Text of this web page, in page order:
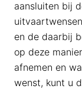
aansluiten bij
en de daarbij
op deze
afnemen en
wenst, kunt u